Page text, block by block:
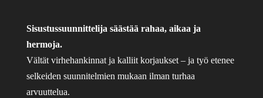
Sisustussuunnittelija säästää rahaa, aikaa ja
hermoja.
Vältät virhehankinnat ja kalliit korjaukset – ja työ etenee
selkeiden suunnitelmien mukaan ilman turhaa
arvuuttelua.